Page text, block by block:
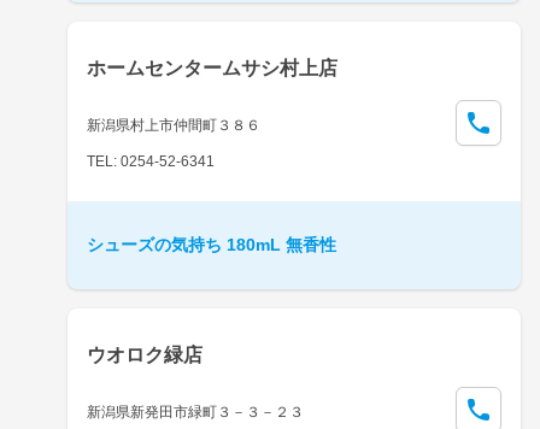
ホームセンタームサシ村上店
新潟県村上市仲間町３８６
TEL: 0254-52-6341
シューズの気持ち 180mL 無香性
ウオロク緑店
新潟県新発田市緑町３－３－２３